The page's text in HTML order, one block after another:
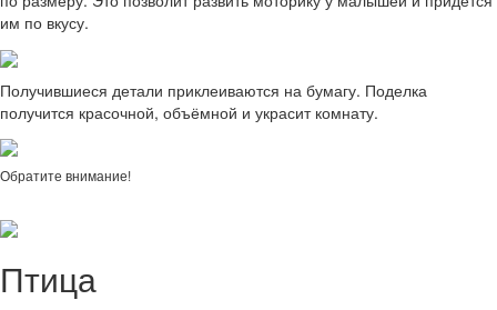
им по вкусу.
Получившиеся детали приклеиваются на бумагу. Поделка
получится красочной, объёмной и украсит комнату.
Обратите внимание!
Птица